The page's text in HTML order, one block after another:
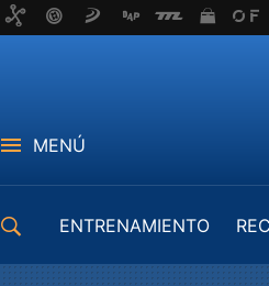
MENÚ
ENTRENAMIENTO